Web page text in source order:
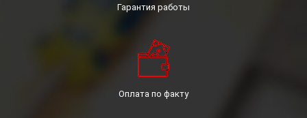
Гарантия работы
Оплата по факту